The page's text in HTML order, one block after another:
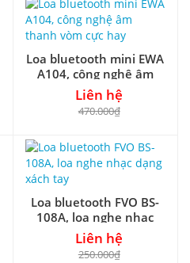
Loa bluetooth mini EWA
A104, công nghệ âm
thanh vòm cực hay
Liên hệ
470.000₫
Loa bluetooth FVO BS-
108A, loa nghe nhạc
dạng xách tay
Liên hệ
250.000₫